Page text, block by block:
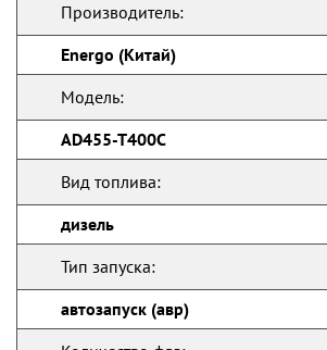
Производитель:
Energo (Китай)
Модель:
AD455-T400C
Вид топлива:
дизель
Тип запуска:
автозапуск (авр)